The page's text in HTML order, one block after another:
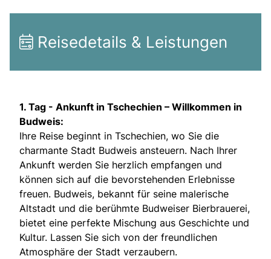
Reisedetails & Leistungen
1. Tag - Ankunft in Tschechien – Willkommen in
Budweis:
Ihre Reise beginnt in Tschechien, wo Sie die
charmante Stadt Budweis ansteuern. Nach Ihrer
Ankunft werden Sie herzlich empfangen und
können sich auf die bevorstehenden Erlebnisse
freuen. Budweis, bekannt für seine malerische
Altstadt und die berühmte Budweiser Bierbrauerei,
bietet eine perfekte Mischung aus Geschichte und
Kultur. Lassen Sie sich von der freundlichen
Atmosphäre der Stadt verzaubern.